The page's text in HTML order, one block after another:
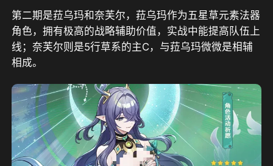
第二期是菈乌玛和奈芙尔，菈乌玛作为五星草元素法器
角色，拥有极高的战略辅助价值，实战中能提高队伍上
线；奈芙尔则是5行草系的主C，与菈乌玛微微是相辅
相成。